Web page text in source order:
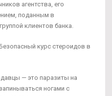
агентства, его
поданным в
клиентов банка.
курс стероидов в
— это паразиты на
ногами с